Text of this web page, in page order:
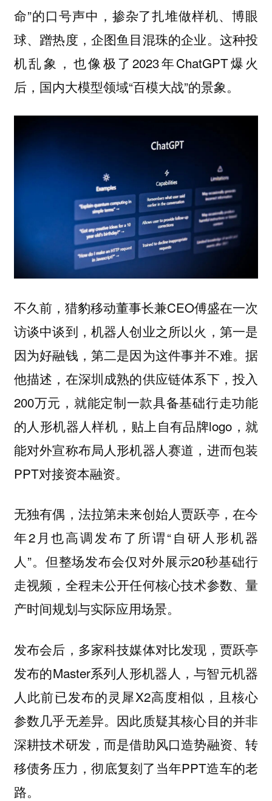
命”的口号声中，掺杂了扎堆做样机、博眼
球、蹭热度，企图鱼目混珠的企业。这种投
机乱象，也像极了2023年ChatGPT爆火
后，国内大模型领域“百模大战”的景象。
不久前，猎豹移动董事长兼CEO傅盛在一次
访谈中谈到，机器人创业之所以火，第一是
因为好融钱，第二是因为这件事并不难。据
他描述，在深圳成熟的供应链体系下，投入
200万元，就能定制一款具备基础行走功能
的人形机器人样机，贴上自有品牌logo，就
能对外宣称布局人形机器人赛道，进而包装
PPT对接资本融资。
无独有偶，法拉第未来创始人贾跃亭，在今
年2月也高调发布了所谓“自研人形机器
人”。但整场发布会仅对外展示20秒基础行
走视频，全程未公开任何核心技术参数、量
产时间规划与实际应用场景。
发布会后，多家科技媒体对比发现，贾跃亭
发布的Master系列人形机器人，与智元机器
人此前已发布的灵犀X2高度相似，且核心
参数几乎无差异。因此质疑其核心目的并非
深耕技术研发，而是借助风口造势融资、转
移债务压力，彻底复刻了当年PPT造车的老
路。